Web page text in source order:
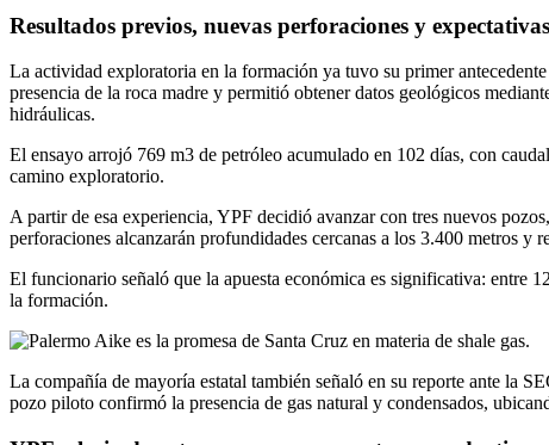
Resultados previos, nuevas perforaciones y
La actividad exploratoria en la formación ya tuvo su primer
presencia de la roca madre y permitió obtener datos geológicos
hidráulicas.
El ensayo arrojó 769 m3 de petróleo acumulado en 102 días, con
camino exploratorio.
A partir de esa experiencia, YPF decidió avanzar con tres nuevos
perforaciones alcanzarán profundidades cercanas a los 3.400 metros y
El funcionario señaló que la apuesta económica es significativa: entre
la formación.
La compañía de mayoría estatal también señaló en su reporte ante la
pozo piloto confirmó la presencia de gas natural y condensados,